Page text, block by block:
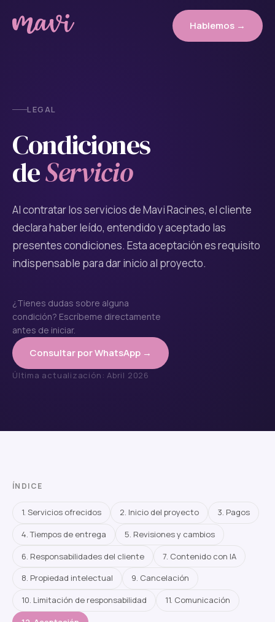
Hablemos →
LEGAL
Condiciones
deServicio
Al contratar los servicios de Mavi Racines, el cliente
declara haber leído, entendido y aceptado las
presentes condiciones. Esta aceptación es requisito
indispensable para dar inicio al proyecto.
¿Tienes dudas sobre alguna
condición? Escríbeme directamente
antes de iniciar.
Consultar por WhatsApp →
Última actualización: Abril 2026
ÍNDICE
1. Servicios ofrecidos 2. Inicio del proyecto
3. Pagos
4. Tiempos de entrega
5. Revisiones y cambios
6. Responsabilidades del cliente
7. Contenido con IA
8. Propiedad intelectual
9. Cancelación
10. Limitación de responsabilidad
11. Comunicación